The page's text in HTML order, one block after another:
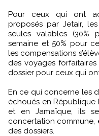
Pour ceux qui ont
proposés par Jetair,
seules valables (30%
semaine et 50% pour
les compensations
des voyages
dossier pour ceux qui
En ce qui concerne les
échoués en République
et en Jamaïque, ils
concertation commune,
des dossiers.